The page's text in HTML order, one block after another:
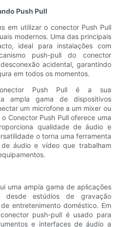
Push Pull
em utilizar o conector Push Pull
modernos. Uma das principais
ideal para instalações com
push-pull do conector
acidental, garantindo
em todos os momentos.
Push Pull é a sua
ampla gama de dispositivos
um microfone a um mixer ou
Conector Push Pull oferece uma
qualidade de áudio e
o torna uma ferramenta
áudio e vídeo que trabalham
uma ampla gama de aplicações
desde estúdios de gravação
entretenimento doméstico. Em
push-pull é usado para
e interfaces de áudio a